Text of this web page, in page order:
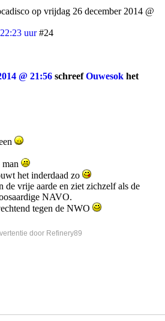
op vrijdag 26 december 2014 @
uur #24
@ 21:56 schreefOuwesok het
het inderdaad zo
de vrije aarde en ziet zichzelf als de
NAVO.
tegen de NWO
door Refinery89